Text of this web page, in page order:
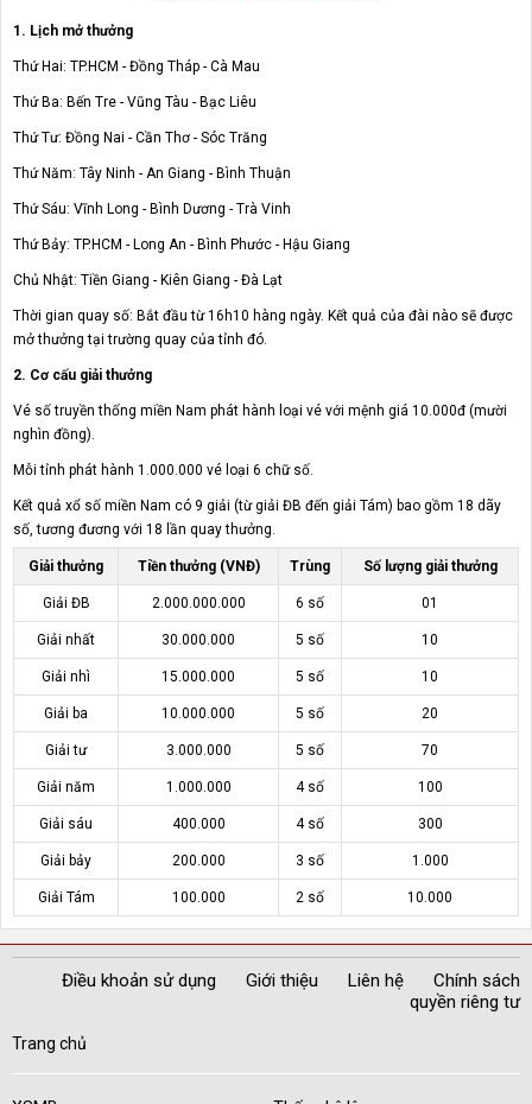
1. Lịch mở thưởng
Thứ Hai: TP.HCM - Đồng Tháp - Cà Mau
Thứ Ba: Bến Tre - Vũng Tàu - Bạc Liêu
Thứ Tư: Đồng Nai - Cần Thơ - Sóc Trăng
Thứ Năm: Tây Ninh - An Giang - Bình Thuận
Thứ Sáu: Vĩnh Long - Bình Dương - Trà Vinh
Thứ Bảy: TP.HCM - Long An - Bình Phước - Hậu Giang
Chủ Nhật: Tiền Giang - Kiên Giang - Đà Lạt
Thời gian quay số: Bắt đầu từ 16h10 hàng ngày. Kết quả của đài nào sẽ được
mở thưởng tại trường quay của tỉnh đó.
2. Cơ cấu giải thưởng
Vé số truyền thống miền Nam phát hành loại vé với mệnh giá 10.000đ (mười
nghìn đồng).
Mỗi tỉnh phát hành 1.000.000 vé loại 6 chữ số.
Kết quả xổ số miền Nam có 9 giải (từ giải ĐB đến giải Tám) bao gồm 18 dãy
số, tương đương với 18 lần quay thưởng.
Giải thưởng Tiền thưởng (VNĐ) Trùng Số lượng giải thưởng
Giải ĐB 2.000.000.000 6 số 01
Giải nhất 30.000.000 5 số 10
Giải nhì 15.000.000 5 số 10
Giải ba 10.000.000 5 số 20
Giải tư 3.000.000 5 số 70
Giải năm 1.000.000 4 số 100
Giải sáu 400.000 4 số 300
Giải bảy 200.000 3 số 1.000
Giải Tám 100.000 2 số 10.000
Điều khoản sử dụng Giới thiệu Liên hệ
Chính sách
quyền riêng tư
Trang chủ